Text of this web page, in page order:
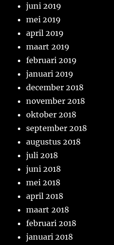
juni 2019
mei 2019
april 2019
maart 2019
februari 2019
januari 2019
december 2018
november 2018
oktober 2018
september 2018
augustus 2018
juli 2018
juni 2018
mei 2018
april 2018
maart 2018
februari 2018
januari 2018